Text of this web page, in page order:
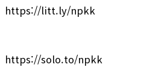
https://litt.ly/npkk
https://solo.to/npkk